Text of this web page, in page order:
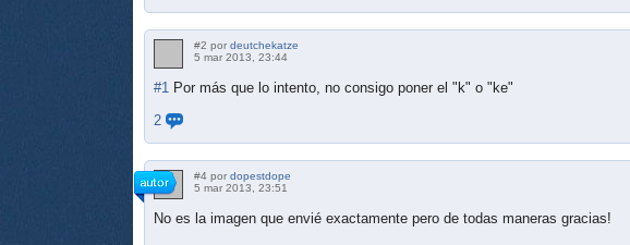
#2 por deutchekatze
5 mar 2013, 23:44
#1 Por más que lo intento, no consigo poner el "k" o "ke"
2
#4 por dopestdope
5 mar 2013, 23:51
No es la imagen que envié exactamente pero de todas maneras gracias!